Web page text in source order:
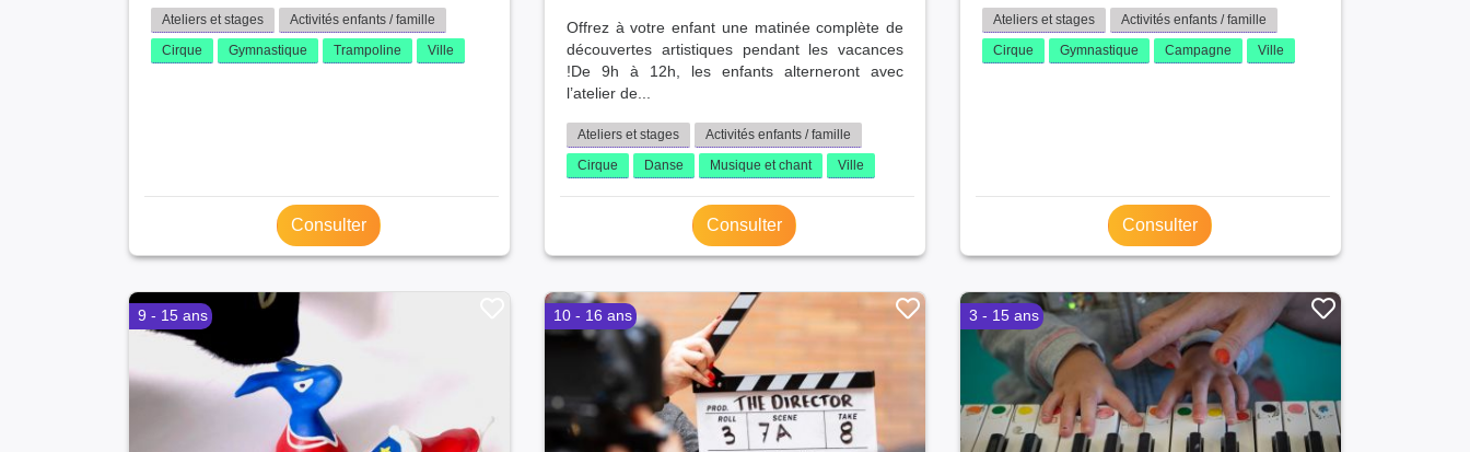
Ateliers et stages
Activités enfants / famille
Cirque
Gymnastique Trampoline Ville
Consulter
Offrez à votre enfant une matinée complète de
découvertes artistiques pendant les vacances
!De 9h à 12h, les enfants alterneront avec
l’atelier de...
Ateliers et stages
Activités enfants / famille
Cirque
Danse Musique et chant Ville
Consulter
Ateliers et stages
Activités enfants / famille
Cirque
Gymnastique Campagne Ville
Consulter
9 - 15 ans 10 - 16 ans 3 - 15 ans